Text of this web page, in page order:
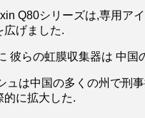
Q80シリーズは,専用ア
広げました.
彼らの虹膜収集器は 中国
ュは中国の多くの州で刑
的に拡大した.